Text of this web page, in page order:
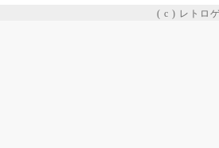
( c ) レトロ